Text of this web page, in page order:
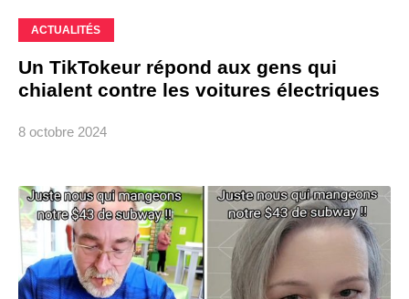
ACTUALITÉS
Un TikTokeur répond aux gens qui
chialent contre les voitures électriques
8 octobre 2024